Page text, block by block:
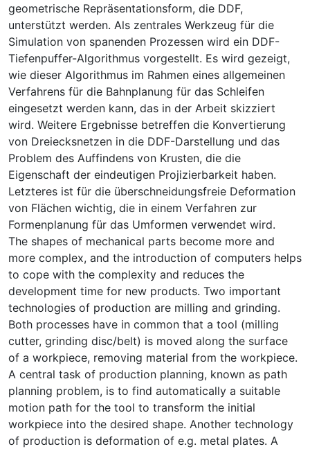
geometrische Repräsentationsform, die DDF,
unterstützt werden. Als zentrales Werkzeug für die
Simulation von spanenden Prozessen wird ein DDF-
Tiefenpuffer-Algorithmus vorgestellt. Es wird gezeigt,
wie dieser Algorithmus im Rahmen eines allgemeinen
Verfahrens für die Bahnplanung für das Schleifen
eingesetzt werden kann, das in der Arbeit skizziert
wird. Weitere Ergebnisse betreffen die Konvertierung
von Dreiecksnetzen in die DDF-Darstellung und das
Problem des Auffindens von Krusten, die die
Eigenschaft der eindeutigen Projizierbarkeit haben.
Letzteres ist für die überschneidungsfreie Deformation
von Flächen wichtig, die in einem Verfahren zur
Formenplanung für das Umformen verwendet wird.
The shapes of mechanical parts become more and
more complex, and the introduction of computers helps
to cope with the complexity and reduces the
development time for new products. Two important
technologies of production are milling and grinding.
Both processes have in common that a tool (milling
cutter, grinding disc/belt) is moved along the surface
of a workpiece, removing material from the workpiece.
A central task of production planning, known as path
planning problem, is to find automatically a suitable
motion path for the tool to transform the initial
workpiece into the desired shape. Another technology
of production is deformation of e.g. metal plates. A